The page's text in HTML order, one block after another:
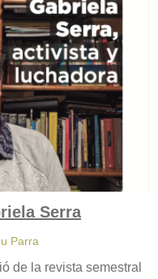
Serra
Parra
de la revista semestral